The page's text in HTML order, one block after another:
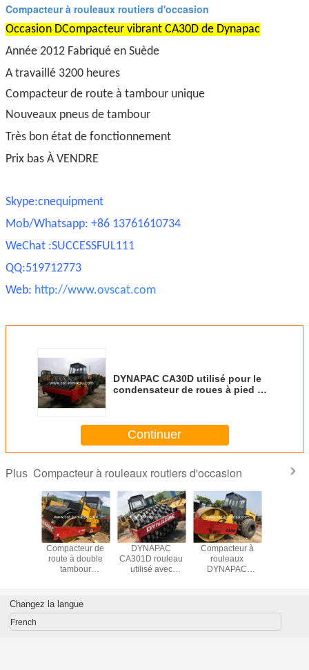
Compacteur à rouleaux routiers d'occasion
Occasion DCompacteur vibrant CA30D de Dynapac
Année 2012 Fabriqué en Suède
A travaillé 3200 heures
Compacteur de route à tambour unique
Nouveaux pneus de tambour
Très bon état de fonctionnement
Prix bas À VENDRE
Skype:cnequipment
Mob/Whatsapp: +86 13761610734
WeChat :SUCCESSFUL111
QQ:519712773
Web: http://www.ovscat.com
DYNAPAC CA30D utilisé pour le
condensateur de roues à pied de
Continuer
Plus Compacteur à rouleaux routiers d'occasion
Compacteur de
route à double
tambour
DYNAPAC
CA301D rouleau
utilisé avec
Compacteur à
rouleaux
DYNAPAC
Changez la langue
French